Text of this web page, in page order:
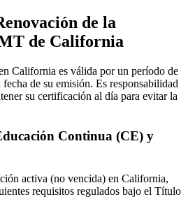
de la
de California
California es válida por un período de
de su emisión. Es responsabilidad
su certificación al día para evitar la
Continua (CE) y
activa (no vencida) en California,
requisitos regulados bajo el Título